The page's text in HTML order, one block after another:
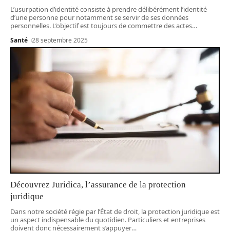
L’usurpation d’identité consiste à prendre délibérément l’identité
d’une personne pour notamment se servir de ses données
personnelles. L’objectif est toujours de commettre des actes…
Santé 28 septembre 2025
Découvrez Juridica, l’assurance de la protection
juridique
Dans notre société régie par l’État de droit, la protection juridique est
un aspect indispensable du quotidien. Particuliers et entreprises
doivent donc nécessairement s’appuyer…